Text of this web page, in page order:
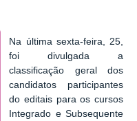
Na última sexta-feira, 25,
foi divulgada a
classificação geral dos
candidatos participantes
do editais para os cursos
Integrado e Subsequente